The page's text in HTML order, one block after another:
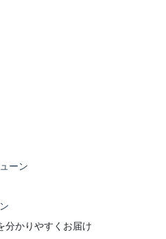
ーン
分かりやすくお届け